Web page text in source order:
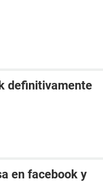
definitivamente
en facebook y